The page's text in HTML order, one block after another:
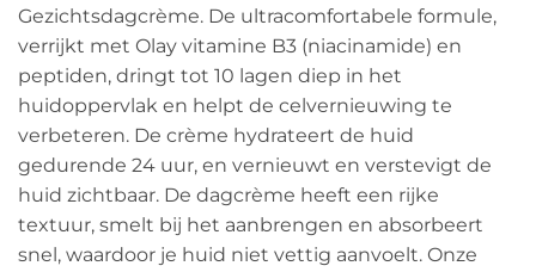
Gezichtsdagcrème. De ultracomfortabele formule,
verrijkt met Olay vitamine B3 (niacinamide) en
peptiden, dringt tot 10 lagen diep in het
huidoppervlak en helpt de celvernieuwing te
verbeteren. De crème hydrateert de huid
gedurende 24 uur, en vernieuwt en verstevigt de
huid zichtbaar. De dagcrème heeft een rijke
textuur, smelt bij het aanbrengen en absorbeert
snel, waardoor je huid niet vettig aanvoelt. Onze